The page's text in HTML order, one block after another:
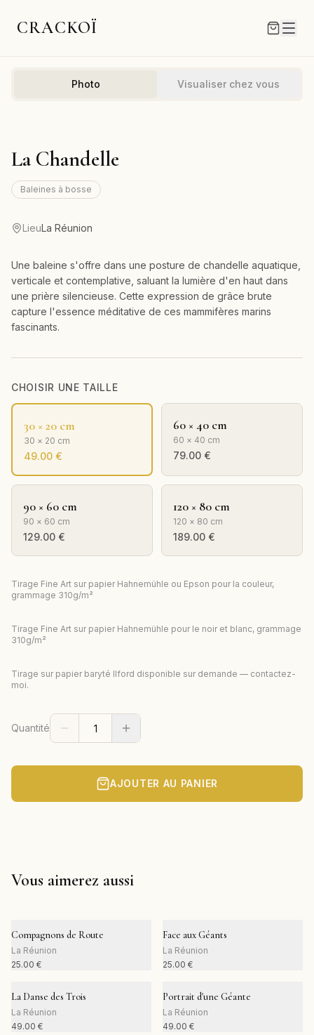
CRACKOÏ
Photo Visualiser chez vous
La Chandelle
Baleines à bosse
LieuLa Réunion
Une baleine s'offre dans une posture de chandelle aquatique,
verticale et contemplative, saluant la lumière d'en haut dans
une prière silencieuse. Cette expression de grâce brute
capture l'essence méditative de ces mammifères marins
fascinants.
CHOISIR UNE TAILLE
30 × 20 cm
30 × 20 cm
49.00 €
60 × 40 cm
60 × 40 cm
79.00 €
90 × 60 cm
90 × 60 cm
129.00 €
120 × 80 cm
120 × 80 cm
189.00 €
Tirage Fine Art sur papier Hahnemühle ou Epson pour la couleur,
grammage 310g/m²
Tirage Fine Art sur papier Hahnemühle pour le noir et blanc, grammage
310g/m²
Tirage sur papier baryté Ilford disponible sur demande — contactez-
moi.
Quantité
AJOUTER AU PANIER
Vous aimerez aussi
Compagnons de Route
La Réunion
25.00 €
Face aux Géants
La Réunion
25.00 €
La Danse des Trois
La Réunion
49.00 €
Portrait d'une Géante
La Réunion
49.00 €